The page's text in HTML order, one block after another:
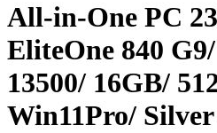
All-in-One PC
EliteOne 840
13500/ 16GB/
Win11Pro/ Silver